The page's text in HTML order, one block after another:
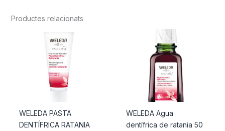
Productes relacionats
WELEDA PASTA
DENTÍFRICA RATANIA
WELEDA Agua
dentífrica de ratania 50